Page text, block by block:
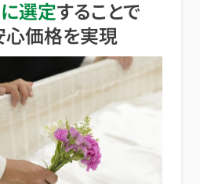
選定することで
価格を実現